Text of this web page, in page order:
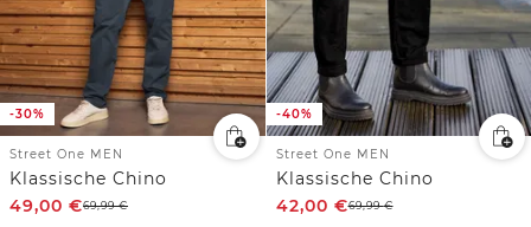
-30%
Street One MEN
Klassische Chino
49,00 €69,99€
-40%
Street One MEN
Klassische Chino
42,00 €69,99€